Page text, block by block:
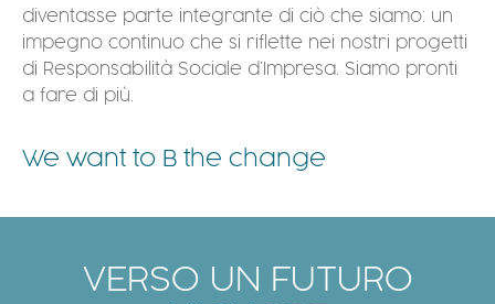
diventasse parte integrante di ciò che siamo: un
impegno continuo che si riflette nei nostri progetti
di Responsabilità Sociale d’Impresa. Siamo pronti
a fare di più.
We want to B the change
VERSO UN FUTURO